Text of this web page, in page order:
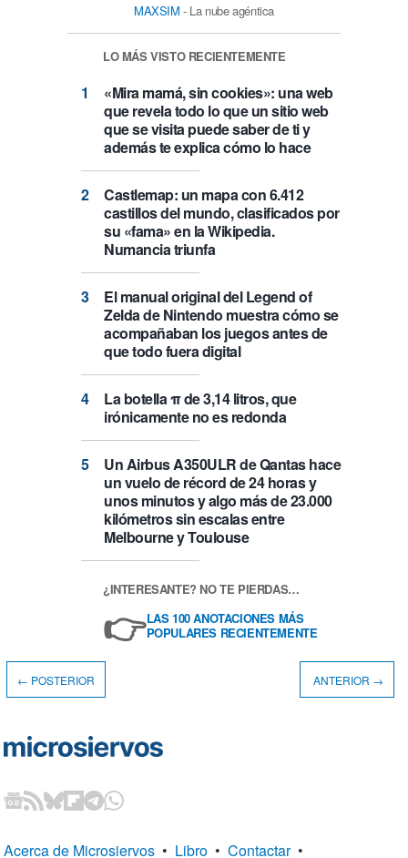
MAXSIM - La nube agéntica
LO MÁS VISTO RECIENTEMENTE
«Mira mamá, sin cookies»: una web
que revela todo lo que un sitio web
que se visita puede saber de ti y
además te explica cómo lo hace
Castlemap: un mapa con 6.412
castillos del mundo, clasificados por
su «fama» en la Wikipedia.
Numancia triunfa
El manual original del Legend of
Zelda de Nintendo muestra cómo se
acompañaban los juegos antes de
que todo fuera digital
La botella π de 3,14 litros, que
irónicamente no es redonda
Un Airbus A350ULR de Qantas hace
un vuelo de récord de 24 horas y
unos minutos y algo más de 23.000
kilómetros sin escalas entre
Melbourne y Toulouse
¿INTERESANTE? NO TE PIERDAS…
👉LAS 100 ANOTACIONES MÁS
POPULARES RECIENTEMENTE
← POSTERIOR ANTERIOR →
Acerca de Microsiervos • Libro • Contactar •